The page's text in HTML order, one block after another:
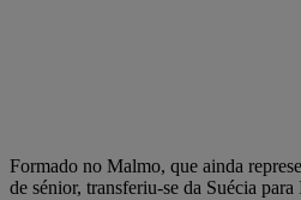
Formado no Malmo, que ainda
de sénior, transferiu-se da Suécia